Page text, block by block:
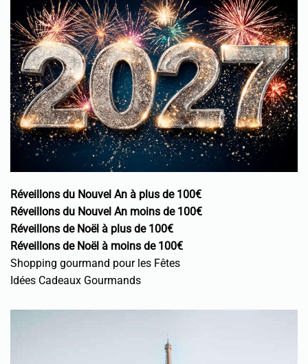
Réveillons du Nouvel An à plus de 100€
Réveillons du Nouvel An moins de 100€
Réveillons de Noël à plus de 100€
Réveillons de Noël à moins de 100€
Shopping gourmand pour les Fêtes
Idées Cadeaux Gourmands